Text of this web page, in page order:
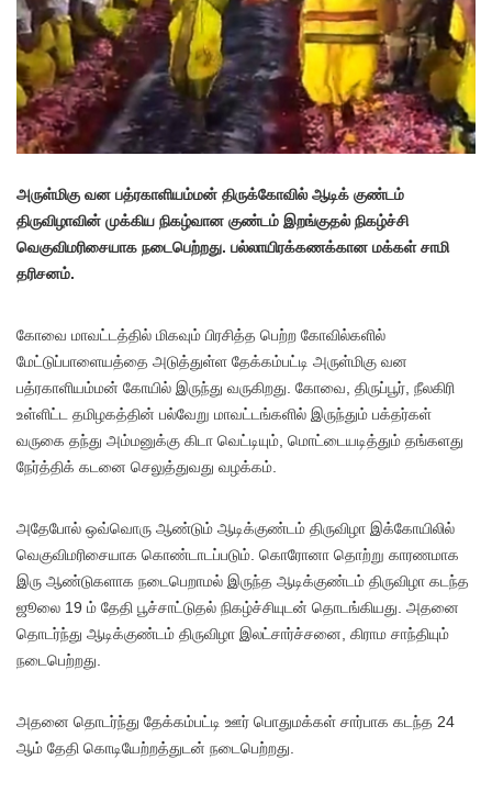
அருள்மிகு வன பத்ரகாளியம்மன் திருக்கோவில் ஆடிக் குண்டம்
திருவிழாவின் முக்கிய நிகழ்வான குண்டம் இறங்குதல் நிகழ்ச்சி
வெகுவிமரிசையாக நடைபெற்றது. பல்லாயிரக்கணக்கான மக்கள் சாமி
தரிசனம்.
கோவை மாவட்டத்தில் மிகவும் பிரசித்த பெற்ற கோவில்களில்
மேட்டுப்பாளையத்தை அடுத்துள்ள தேக்கம்பட்டி அருள்மிகு வன
பத்ரகாளியம்மன் கோயில் இருந்து வருகிறது. கோவை, திருப்பூர், நீலகிரி
உள்ளிட்ட தமிழகத்தின் பல்வேறு மாவட்டங்களில் இருந்தும் பக்தர்கள்
வருகை தந்து அம்மனுக்கு கிடா வெட்டியும், மொட்டையடித்தும் தங்களது
நேர்த்திக் கடனை செலுத்துவது வழக்கம்.
அதேபோல் ஒவ்வொரு ஆண்டும் ஆடிக்குண்டம் திருவிழா இக்கோயிலில்
வெகுவிமரிசையாக கொண்டாடப்படும். கொரோனா தொற்று காரணமாக
இரு ஆண்டுகளாக நடைபெறாமல் இருந்த ஆடிக்குண்டம் திருவிழா கடந்த
ஜூலை 19 ம் தேதி பூச்சாட்டுதல் நிகழ்ச்சியுடன் தொடங்கியது. அதனை
தொடர்ந்து ஆடிக்குண்டம் திருவிழா இலட்சார்ச்சனை, கிராம சாந்தியும்
நடைபெற்றது.
அதனை தொடர்ந்து தேக்கம்பட்டி ஊர் பொதுமக்கள் சார்பாக கடந்த 24
ஆம் தேதி கொடியேற்றத்துடன் நடைபெற்றது.